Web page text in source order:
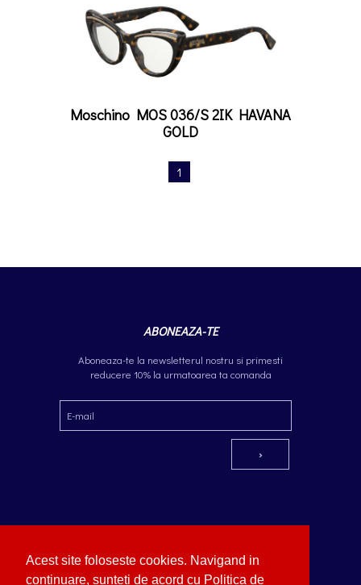
Acest site foloseste cookies. Navigand in
continuare, sunteti de acord cu Politica de
Moschino MOS 036/S 2IK HAVANA
GOLD
1
ABONEAZA-TE
Aboneaza-te la newsletterul nostru si primesti
reducere 10% la urmatoarea ta comanda
Copyright © German Optik 2023.Webdesign by